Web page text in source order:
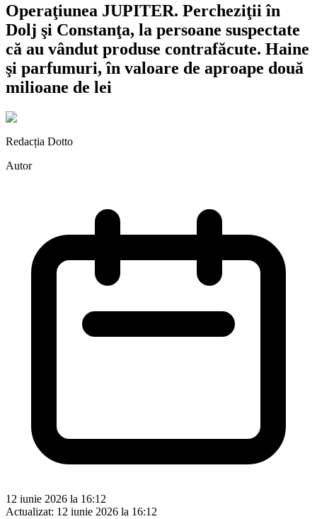
Operaţiunea JUPITER. Percheziţii în
Dolj şi Constanţa, la persoane suspectate
că au vândut produse contrafăcute. Haine
şi parfumuri, în valoare de aproape două
milioane de lei
Redacția Dotto
Autor
12 iunie 2026 la 16:12
Actualizat: 12 iunie 2026 la 16:12